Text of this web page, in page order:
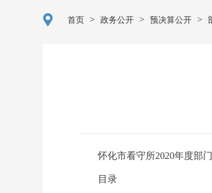
首页 > 政务公开 > 预决算公开 >
怀化市看守所2020年度部
目录